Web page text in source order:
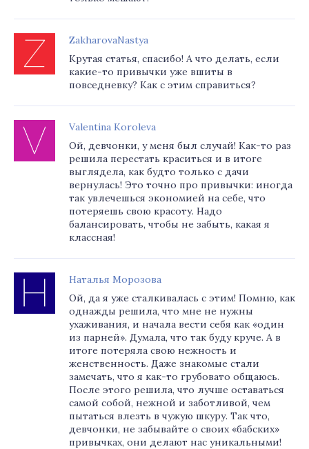
ZakharovaNastya
Крутая статья, спасибо! А что делать, если
какие-то привычки уже вшиты в
повседневку? Как с этим справиться?
Valentina Koroleva
Ой, девчонки, у меня был случай! Как-то раз
решила перестать краситься и в итоге
выглядела, как будто только с дачи
вернулась! Это точно про привычки: иногда
так увлечешься экономией на себе, что
потеряешь свою красоту. Надо
балансировать, чтобы не забыть, какая я
классная!
Наталья Морозова
Ой, да я уже сталкивалась с этим! Помню, как
однажды решила, что мне не нужны
ухаживания, и начала вести себя как «один
из парней». Думала, что так буду круче. А в
итоге потеряла свою нежность и
женственность. Даже знакомые стали
замечать, что я как-то грубовато общаюсь.
После этого решила, что лучше оставаться
самой собой, нежной и заботливой, чем
пытаться влезть в чужую шкуру. Так что,
девчонки, не забывайте о своих «бабских»
привычках, они делают нас уникальными!